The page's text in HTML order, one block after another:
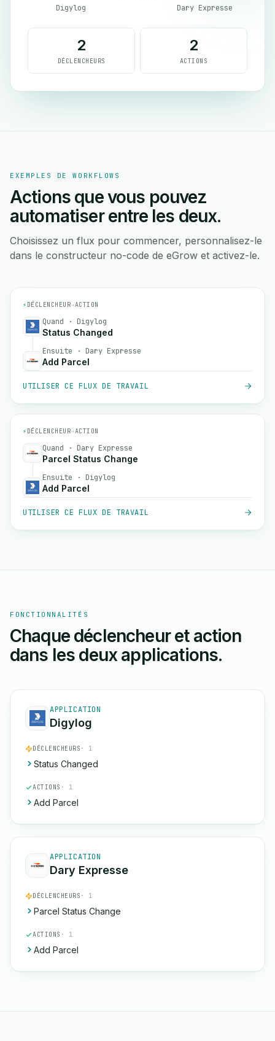
Digylog Dary Expresse
2
DÉCLENCHEURS
2
ACTIONS
EXEMPLES DE WORKFLOWS
Actions que vous pouvez
automatiser entre les deux.
Choisissez un flux pour commencer, personnalisez-le
dans le constructeur no-code de eGrow et activez-le.
⚡ DÉCLENCHEUR→ACTION
Quand · Digylog
Status Changed
Ensuite · Dary Expresse
Add Parcel
UTILISER CE FLUX DE TRAVAIL
⚡ DÉCLENCHEUR→ACTION
Quand · Dary Expresse
Parcel Status Change
Ensuite · Digylog
Add Parcel
UTILISER CE FLUX DE TRAVAIL
FONCTIONNALITÉS
Chaque déclencheur et action
dans les deux applications.
APPLICATION
Digylog
DÉCLENCHEURS · 1
Status Changed
ACTIONS · 1
Add Parcel
APPLICATION
Dary Expresse
DÉCLENCHEURS · 1
Parcel Status Change
ACTIONS · 1
Add Parcel